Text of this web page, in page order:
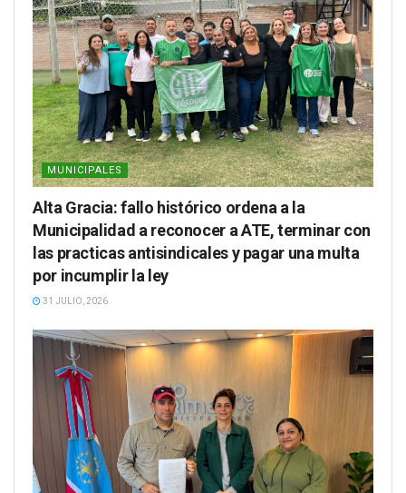
MUNICIPALES
Alta Gracia: fallo histórico ordena a la
Municipalidad a reconocer a ATE, terminar con
las practicas antisindicales y pagar una multa
por incumplir la ley
31 JULIO, 2026